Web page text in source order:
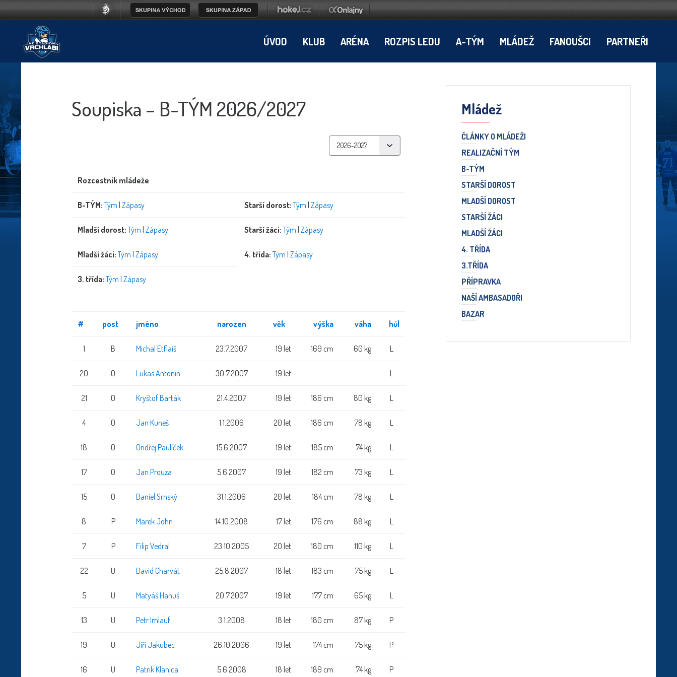
ÚVOD KLUB ARÉNA ROZPIS LEDU A-TÝM MLÁDEŽ FANOUŠCI PARTNEŘI
Soupiska – B-TÝM 2026/2027
Rozcestník mládeže
B-TÝM: Tým | Zápasy Starší dorost: Tým | Zápasy
Mladší dorost: Tým | Zápasy Starší žáci: Tým | Zápasy
Mladší žáci: Tým | Zápasy 4. třída: Tým | Zápasy
3. třída: Tým | Zápasy
# post jméno narozen věk výška váha hůl
1 B Michal Etflaiš 23.7.2007 19 let 169 cm 60 kg L
20 O Lukas Antonín 30.7.2007 19 let L
21 O Kryštof Barták 21.4.2007 19 let 186 cm 80 kg L
4 O Jan Kuneš 1.1.2006 20 let 186 cm 78 kg L
18 O Ondřej Paulíček 15.6.2007 19 let 185 cm 74 kg L
17 O Jan Prouza 5.6.2007 19 let 182 cm 73 kg L
15 O Daniel Srnský 31.1.2006 20 let 184 cm 78 kg L
8 P Marek John 14.10.2008 17 let 176 cm 88 kg L
7 P Filip Vedral 23.10.2005 20 let 180 cm 110 kg L
22 U David Charvát 25.8.2007 18 let 183 cm 75 kg L
5 U Matyáš Hanuš 20.7.2007 19 let 177 cm 65 kg L
13 U Petr Imlauf 3.1.2008 18 let 180 cm 87 kg P
19 U Jiří Jakubec 26.10.2006 19 let 174 cm 75 kg P
16 U Patrik Klanica 5.6.2008 18 let 189 cm 74 kg P
Mládež
ČLÁNKY O MLÁDEŽI
REALIZAČNÍ TÝM
B-TÝM
STARŠÍ DOROST
MLADŠÍ DOROST
STARŠÍ ŽÁCI
MLADŠÍ ŽÁCI
4. TŘÍDA
3.TŘÍDA
PŘÍPRAVKA
NAŠÍ AMBASADOŘI
BAZAR